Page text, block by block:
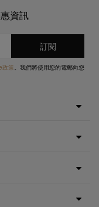
資訊
政策。我們將使用您的電郵向您